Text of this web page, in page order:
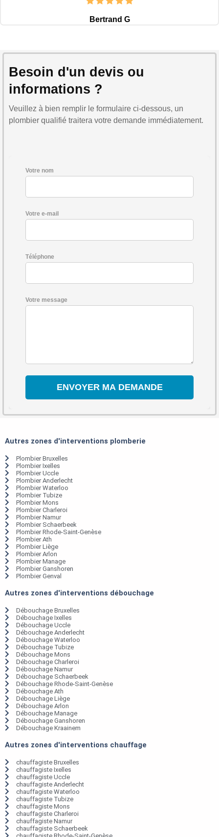
Bertrand G
Besoin d'un devis ou
informations ?
Veuillez à bien remplir le formulaire ci-dessous, un
plombier qualifié traitera votre demande immédiatement.
Votre nom
Votre e-mail
Téléphone
Votre message
Autres zones d'interventions plomberie
Plombier Bruxelles
Plombier Ixelles
Plombier Uccle
Plombier Anderlecht
Plombier Waterloo
Plombier Tubize
Plombier Mons
Plombier Charleroi
Plombier Namur
Plombier Schaerbeek
Plombier Rhode-Saint-Genèse
Plombier Ath
Plombier Liège
Plombier Arlon
Plombier Manage
Plombier Ganshoren
Plombier Genval
Autres zones d'interventions débouchage
Débouchage Bruxelles
Débouchage Ixelles
Débouchage Uccle
Débouchage Anderlecht
Débouchage Waterloo
Débouchage Tubize
Débouchage Mons
Débouchage Charleroi
Débouchage Namur
Débouchage Schaerbeek
Débouchage Rhode-Saint-Genèse
Débouchage Ath
Débouchage Liège
Débouchage Arlon
Débouchage Manage
Débouchage Ganshoren
Débouchage Kraainem
Autres zones d'interventions chauffage
chauffagiste Bruxelles
chauffagiste Ixelles
chauffagiste Uccle
chauffagiste Anderlecht
chauffagiste Waterloo
chauffagiste Tubize
chauffagiste Mons
chauffagiste Charleroi
chauffagiste Namur
chauffagiste Schaerbeek